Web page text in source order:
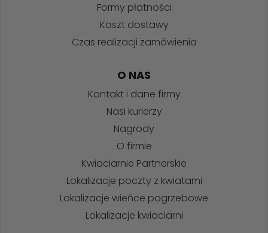
Formy płatności
Koszt dostawy
Czas realizacji zamówienia
O NAS
Kontakt i dane firmy
Nasi kurierzy
Nagrody
O firmie
Kwiaciarnie Partnerskie
Lokalizacje poczty z kwiatami
Lokalizacje wieńce pogrzebowe
Lokalizacje kwiaciarni